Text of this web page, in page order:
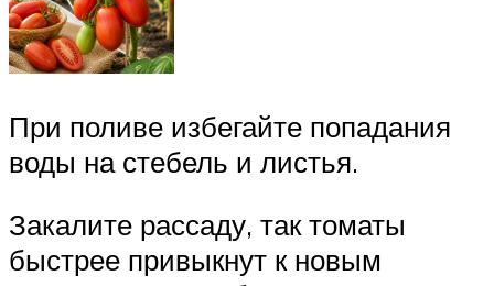
При поливе избегайте попадания
воды на стебель и листья.
Закалите рассаду, так томаты
быстрее привыкнут к новым